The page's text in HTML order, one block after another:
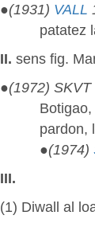
●(1931) VALL
patatez
II. sens fig.
●(1972) SKVT
pardon,
●(1974)
III.
(1) Diwall al